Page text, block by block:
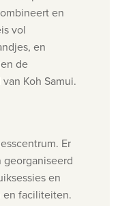
en
vol
en
de
Koh Samui.
Er
en
en faciliteiten.